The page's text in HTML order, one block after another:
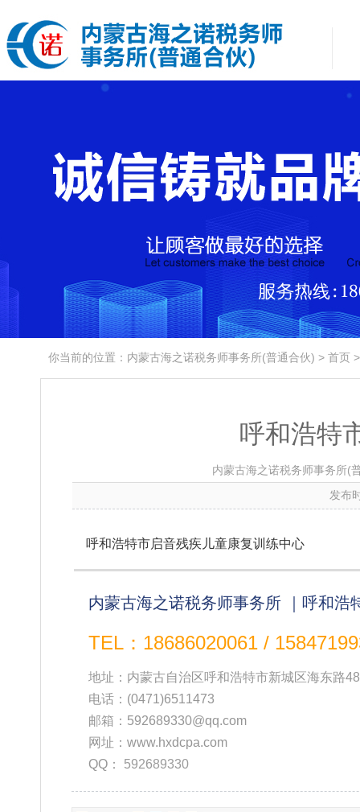
你当前的位置：内蒙古海之诺税务师事务所(普通合伙) > 首页
呼和浩特
内蒙古海之诺税务师事务所(
发布
呼和浩特市启音残疾儿童康复训练中心
内蒙古海之诺税务师事务所 ｜呼和浩
TEL：18686020061 /
地址：内蒙古自治区呼和浩特市新城区海东路
电话： (0471)6511473
邮箱：592689330@qq.com
网址：www.hxdcpa.com
QQ： 592689330